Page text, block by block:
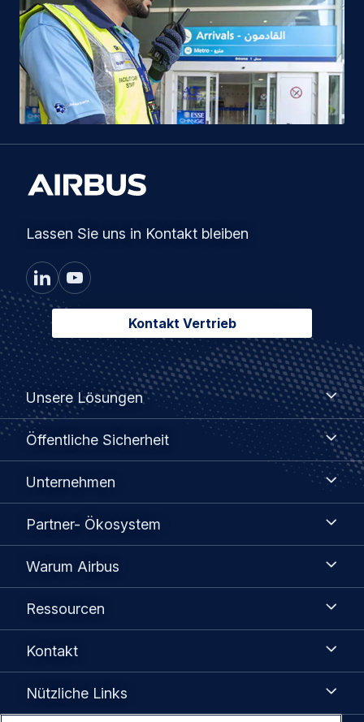
Lassen Sie uns in Kontakt bleiben
Kontakt Vertrieb
Footer
menu
Unsere Lösungen
Unsere
Lösungen
Öffentliche Sicherheit
Öffentliche
Sicherheit
Unternehmen
Partner- Ökosystem
Warum Airbus
Ressourcen
Kontakt
Nützliche Links